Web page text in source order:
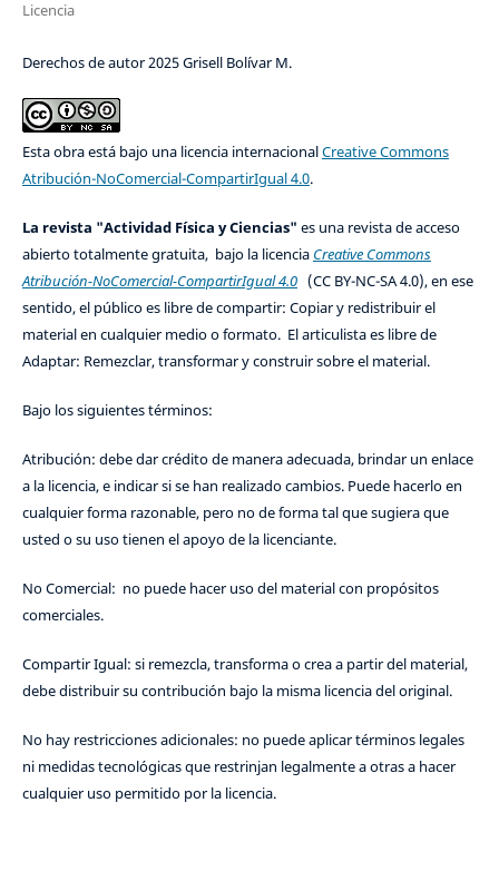
Licencia
Derechos de autor 2025 Grisell Bolívar M.
Esta obra está bajo una licencia internacionalCreative Commons
Atribución-NoComercial-CompartirIgual 4.0.
La revista "Actividad Física y Ciencias" es una revista de acceso
abierto totalmente gratuita, bajo la licencia Creative Commons
Atribución-NoComercial-CompartirIgual 4.0(CC BY-NC-SA 4.0), en ese
sentido, el público es libre de compartir: Copiar y redistribuir el
material en cualquier medio o formato. El articulista es libre de
Adaptar: Remezclar, transformar y construir sobre el material.
Bajo los siguientes términos:
Atribución: debe dar crédito de manera adecuada, brindar un enlace
a la licencia, e indicar si se han realizado cambios. Puede hacerlo en
cualquier forma razonable, pero no de forma tal que sugiera que
usted o su uso tienen el apoyo de la licenciante.
No Comercial: no puede hacer uso del material con propósitos
comerciales.
Compartir Igual: si remezcla, transforma o crea a partir del material,
debe distribuir su contribución bajo la misma licencia del original.
No hay restricciones adicionales: no puede aplicar términos legales
ni medidas tecnológicas que restrinjan legalmente a otras a hacer
cualquier uso permitido por la licencia.